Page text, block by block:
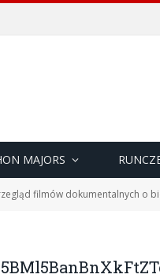
MAJORS
filmów dokumentalnych o